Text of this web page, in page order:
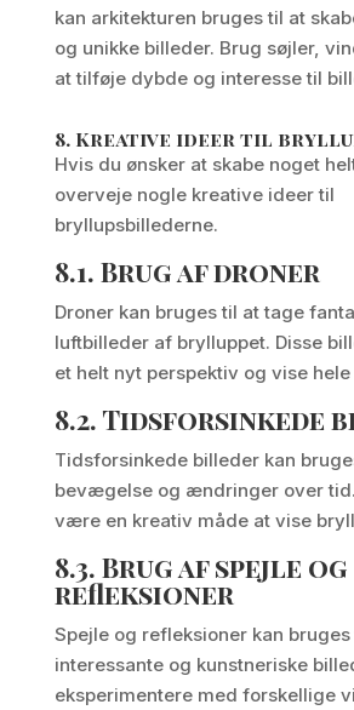
kan arkitekturen bruges til at
og unikke billeder. Brug søjler,
at tilføje dybde og interesse til
8. Kreative ideer til
Hvis du ønsker at skabe noget
overveje nogle kreative ideer til
bryllupsbillederne.
8.1. Brug af droner
Droner kan bruges til at tage
luftbilleder af brylluppet. Disse
et helt nyt perspektiv og vise
8.2.Tidsforsinkede
Tidsforsinkede billeder kan
bevægelse og ændringer over
være en kreativ måde at vise
8.3. Brug af spejle og
refleksioner
Spejle og refleksioner kan
interessante og kunstneriske
eksperimentere med forskellige